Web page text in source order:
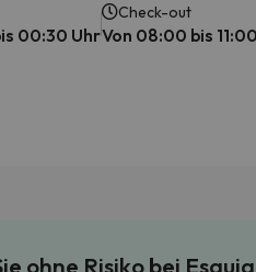
00:30 Uhr
Check-out
Von 08:00 bis
ohne Risiko bei